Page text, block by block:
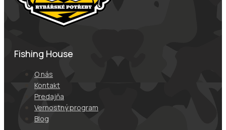
Fishing House
O nás
Kontakt
Predajňa
Vernostný program
Blog